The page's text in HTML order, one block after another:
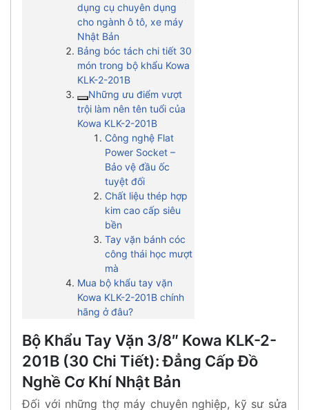
dụng cụ chuyên dụng
cho ngành ô tô, xe máy
Nhật Bản
Bảng bóc tách chi tiết 30
món trong bộ khẩu Kowa
KLK-2-201B
Những ưu điểm vượt
trội làm nên tên tuổi của
Kowa KLK-2-201B
Công nghệ Flat
Power Socket –
Bảo vệ đầu ốc
tuyệt đối
Chất liệu thép hợp
kim cao cấp siêu
bền
Tay vặn bánh cóc
công thái học mượt
mà
Mua bộ khẩu tay vặn
Kowa KLK-2-201B chính
hãng ở đâu?
Bộ Khẩu Tay Vặn 3/8″ Kowa KLK-2-
201B (30 Chi Tiết): Đẳng Cấp Đồ
Nghề Cơ Khí Nhật Bản
Đối với những thợ máy chuyên nghiệp, kỹ sư sửa